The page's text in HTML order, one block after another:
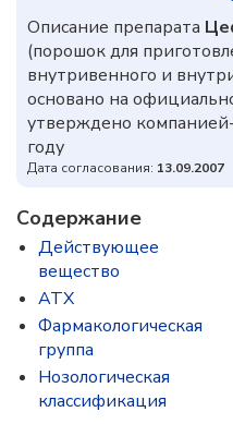
Описание препарата
(порошок для
внутривенного и
основано на
утверждено
году
Дата согласования: 13.09.2007
Содержание
Действующее
вещество
ATX
Фармакологическая
группа
Нозологическая
классификация